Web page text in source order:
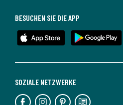
SOZIALE NETZWERKE
BESUCHEN SIE DIE APP